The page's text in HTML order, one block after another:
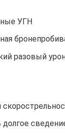
УГН
разовый
долгое